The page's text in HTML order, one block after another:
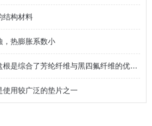
结构材料
，热膨胀系数小
芳纶四氟交织盘根是综合了芳纶纤维与黑四氟纤维的优良性能
使用较广泛的垫片之一